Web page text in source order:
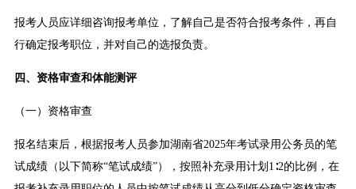
报考人员应详细咨询报考单位，了解自己是否符合报考条件，再自
行确定报考职位，并对自己的选报负责。
四、资格审查和体能测评
（一）资格审查
报名结束后，根据报考人员参加湖南省2025年考试录用公务员的笔
试成绩（以下简称“笔试成绩”），按照补充录用计划1∶2的比例，在